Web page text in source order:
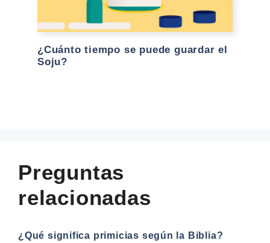
¿Cuánto tiempo se puede guardar el
Soju?
Preguntas
relacionadas
¿Qué significa primicias según la Biblia?